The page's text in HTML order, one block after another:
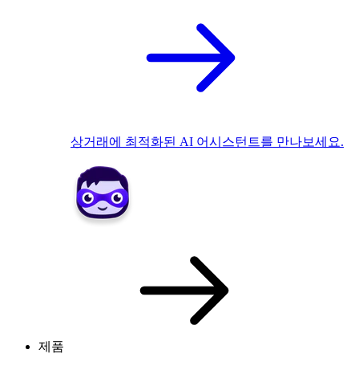
상거래에 최적화된 AI 어시스턴트를 만나보세요.
제품